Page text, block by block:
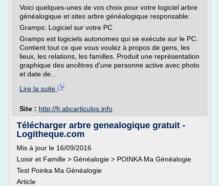
Voici quelques-unes de vos choix pour votre logiciel arbre
généalogique et sites arbre généalogique responsable:
Gramps: Logiciel sur votre PC
Gramps est logiciels autonomes qui se exécute sur le PC.
Contient tout ce que vous voulez à propos de gens, les
lieux, les relations, les familles. Produit une représentation
graphique des ancêtres d'une personne active avec photo
et date de...
Lire la suite
Site : http://fr.abcarticulos.info
Télécharger arbre genealogique gratuit -
Logitheque.com
Mis à jour le 16/09/2016
Loisir et Famille > Généalogie > POINKA Ma Généalogie
Test Poinka Ma Généalogie
Article